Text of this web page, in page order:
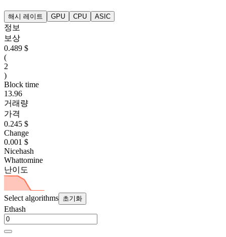
해시 레이트 GPU CPU ASIC
정보
보상
0.489 $
(
2
)
Block time
13.96
거래량
가격
0.245 $
Change
0.001 $
Nicehash
Whattomine
난이도
Select algorithms 초기화
Ethash